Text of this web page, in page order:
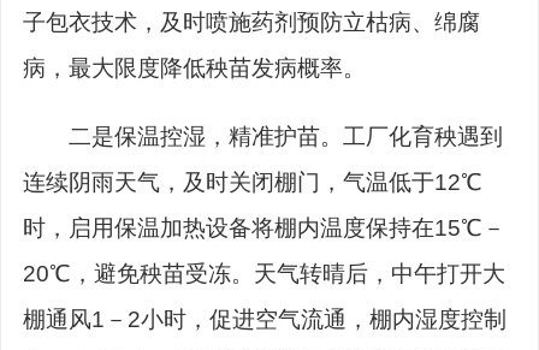
子包衣技术，及时喷施药剂预防立枯病、绵腐
病，最大限度降低秧苗发病概率。
二是保温控湿，精准护苗。工厂化育秧遇到
连续阴雨天气，及时关闭棚门，气温低于12℃
时，启用保温加热设备将棚内温度保持在15℃－
20℃，避免秧苗受冻。天气转晴后，中午打开大
棚通风1－2小时，促进空气流通，棚内湿度控制